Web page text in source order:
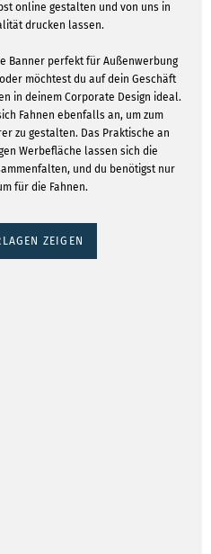
online gestalten und von uns in
drucken lassen.
Banner perfekt für Außenwerbung
möchtest du auf dein Geschäft
in deinem Corporate Design ideal.
Fahnen ebenfalls an, um zum
zu gestalten. Das Praktische an
Werbefläche lassen sich die
und du benötigst nur
für die Fahnen.
ZEIGEN